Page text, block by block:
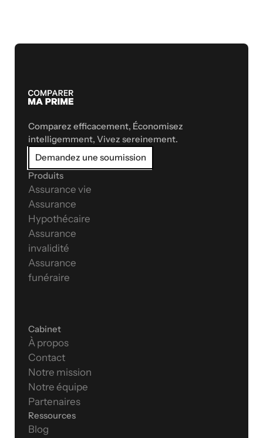
Comparez efficacement, Économisez
intelligemment, Vivez sereinement.
Demandez une soumission
Produits
Assurance vie
Assurance
Hypothécaire
Assurance
invalidité
Assurance
funéraire
Cabinet
À propos
Contact
Notre mission
Notre équipe
Partenaires
Ressources
Blog